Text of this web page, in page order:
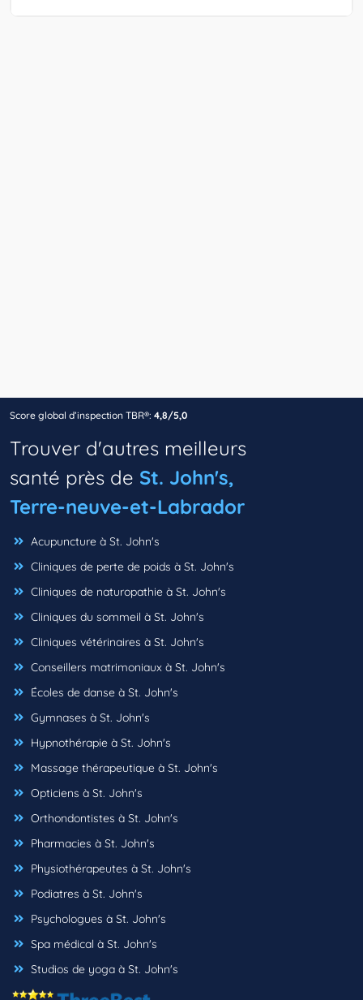
Score global d’inspection TBR®: 4,8/5,0
Trouver d'autres meilleurs
santé près de St. John's,
Terre-neuve-et-Labrador
Acupuncture à St. John's
Cliniques de perte de poids à St. John's
Cliniques de naturopathie à St. John's
Cliniques du sommeil à St. John's
Cliniques vétérinaires à St. John's
Conseillers matrimoniaux à St. John's
Écoles de danse à St. John's
Gymnases à St. John's
Hypnothérapie à St. John's
Massage thérapeutique à St. John's
Opticiens à St. John's
Orthondontistes à St. John's
Pharmacies à St. John's
Physiothérapeutes à St. John's
Podiatres à St. John's
Psychologues à St. John's
Spa médical à St. John's
Studios de yoga à St. John's